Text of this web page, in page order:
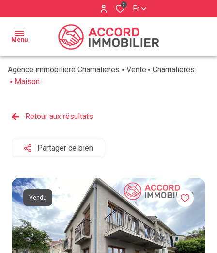
0 Fr
Menu
ACCUEIL
VENDRE
AVIS
CLIENTS
NOTRE
AGENCE
sommes
Agence immobilière Chamalières Vente
Chamalieres
Maison
Retour aux résultats
Partager ce bien
Vendu